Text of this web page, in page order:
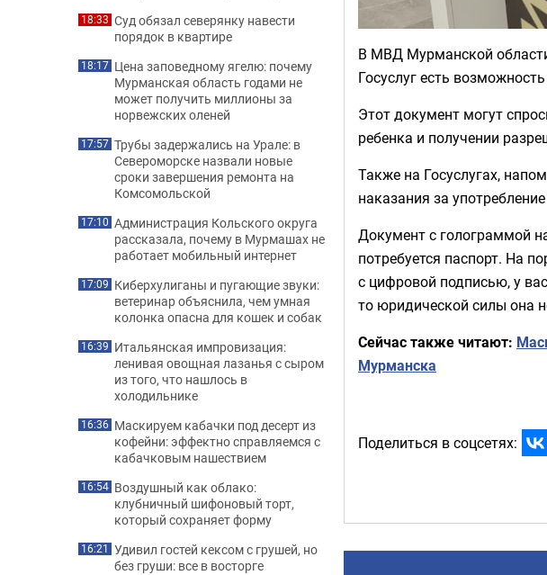
В МВД Мурманской
Госуслуг есть
Этот документ могут
ребенка и получении
Также на Госуслугах,
наказания за
Документ с голограммой
потребуется паспорт. На
с цифровой подписью, у
то юридической силы она
Сейчас также читают:
Мурманска
Поделиться в соцсетях:
18:33 Суд обязал северянку навести
порядок в квартире
18:17 Цена заповедному ягелю: почему
Мурманская область годами не
может получить миллионы за
норвежских оленей
17:57 Трубы задержались на Урале: в
Североморске назвали новые
сроки завершения ремонта на
Комсомольской
17:10 Администрация Кольского округа
рассказала, почему в Мурмашах не
работает мобильный интернет
17:09 Киберхулиганы и пугающие звуки:
ветеринар объяснила, чем умная
колонка опасна для кошек и собак
16:39 Итальянская импровизация:
ленивая овощная лазанья с сыром
из того, что нашлось в
холодильнике
16:36 Маскируем кабачки под десерт из
кофейни: эффектно справляемся с
кабачковым нашествием
16:54 Воздушный как облако:
клубничный шифоновый торт,
который сохраняет форму
16:21 Удивил гостей кексом с грушей, но
без груши: все в восторге